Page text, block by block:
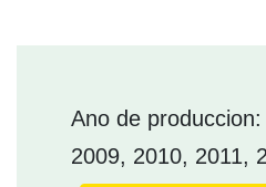
Ano de
2009, 2010, 2011,